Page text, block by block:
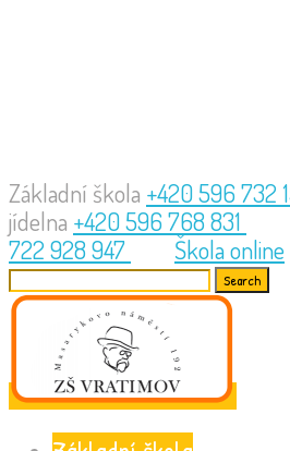
Základní škola +420 596 732
jídelna +420 596 768 831
722 928 947
Škola online
Search
for: